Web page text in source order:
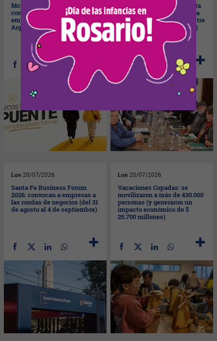
McDonald’s refuerza su rol
como puerta de entrada al
empleo joven formal en
Argentina
Paritaria estatal: hubo oferta
"razonable" (subas de hasta
15,5 % para segundo semestre
con mínimos garantizados)
Lun 20/07/2026
Santa Fe Business Forum
2026: convocan a empresas a
las rondas de negocios (del 31
de agosto al 4 de septiembre)
Lun 20/07/2026
Vacaciones Copadas: se
movilizaron a más de 430.000
personas (y generaron un
impacto económico de $
25.700 millones)